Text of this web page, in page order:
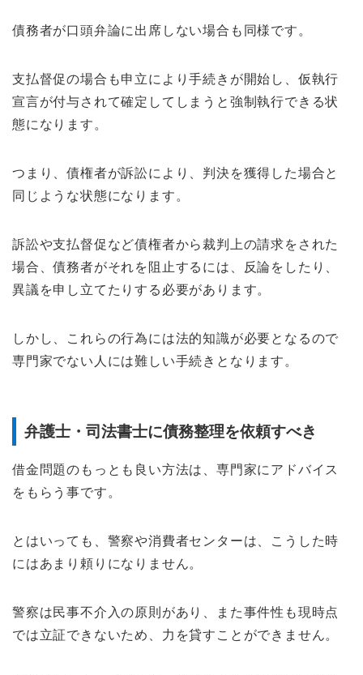
債務者が口頭弁論に出席しない場合も同様です。
支払督促の場合も申立により手続きが開始し、仮執行
宣言が付与されて確定してしまうと強制執行できる状
態になります。
つまり、債権者が訴訟により、判決を獲得した場合と
同じような状態になります。
訴訟や支払督促など債権者から裁判上の請求をされた
場合、債務者がそれを阻止するには、反論をしたり、
異議を申し立てたりする必要があります。
しかし、これらの行為には法的知識が必要となるので
専門家でない人には難しい手続きとなります。
弁護士・司法書士に債務整理を依頼すべき
借金問題のもっとも良い方法は、専門家にアドバイス
をもらう事です。
とはいっても、警察や消費者センターは、こうした時
にはあまり頼りになりません。
警察は民事不介入の原則があり、また事件性も現時点
では立証できないため、力を貸すことができません。